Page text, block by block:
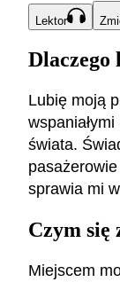
Lektor
Dlaczego
Lubię moją
świata.
sprawia mi
Czym się
Miejscem